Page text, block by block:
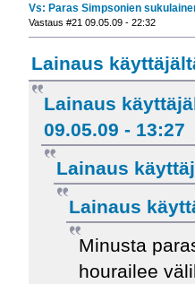
Vs: Paras Simpsonien
Vastaus #21 09.05.09 - 22:32
Lainaus
Lainaus
09.05.09 - 13:27
Lainaus
Lainaus
Minusta
hourailee